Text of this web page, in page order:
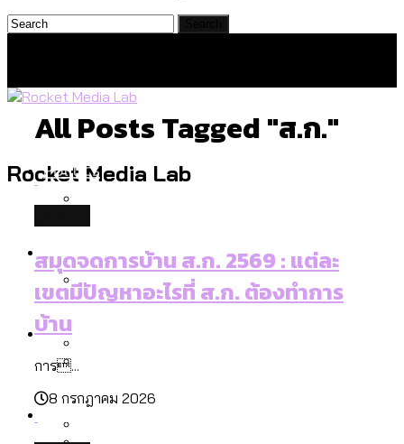
Rocket Media Lab
Politics
จราจรฯ เพิ่ม 150% มีเพียง 5 เขตที่งบเพิ่ม
โดยเขตจตุจักรสูงสุด
เมื่อแยกท่องเที่ยวออกจากกีฬา กระทรวง
ใหม่จะมีงบฯ ประมาณเท่าไร
Environment
Culture
โลกใบเดียว สิทธิไม่เท่ากัน: กฎหมายการ
Economy
All Posts Tagged "ส.ก."
สมุดจดการบ้าน ส.ก. 2569 : แต่ละ
เขตมีปัญหาอะไรที่ ส.ก. ต้องทำการ
บ้าน
การ...
8 กรกฎาคม 2026